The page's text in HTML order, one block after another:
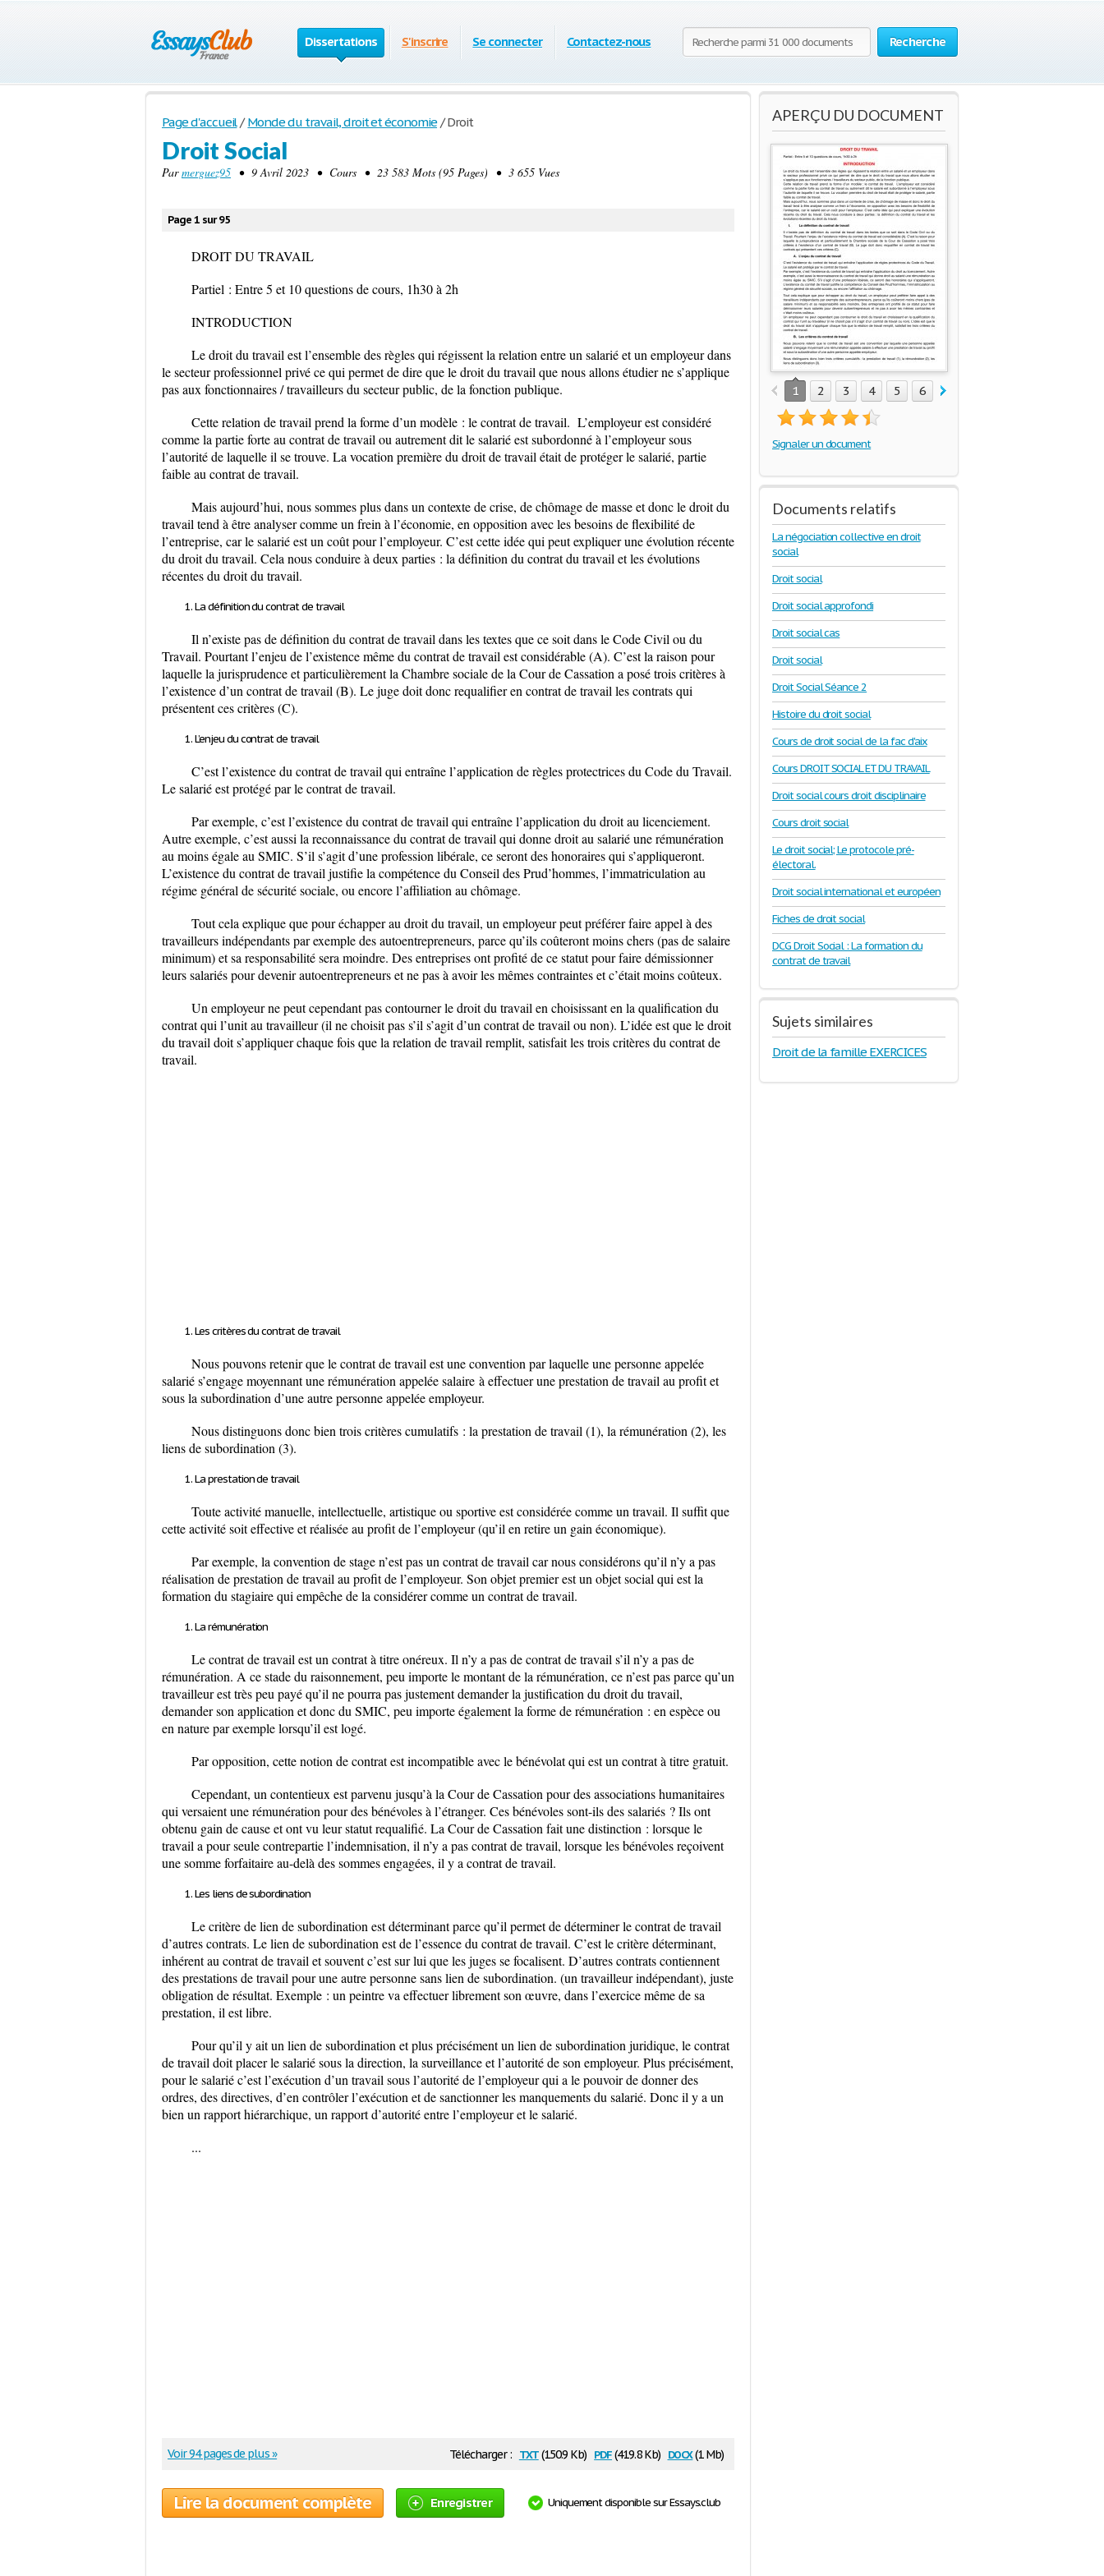
Recherche
Dissertations S'inscrire Se connecter Contactez-nous
Page d'accueil / Monde du travail, droit et économie /Droit
Droit Social
Parmerguez95 • 9 Avril 2023 • Cours • 23 583 Mots (95 Pages) • 3 655 Vues
Page 1 sur 95
DROIT DU TRAVAIL
Partiel : Entre 5 et 10 questions de cours, 1h30 à 2h
INTRODUCTION
Le droit du travail est l’ensemble des règles qui régissent la relation entre un salarié et un employeur dans
le secteur professionnel privé ce qui permet de dire que le droit du travail que nous allons étudier ne s’applique
pas aux fonctionnaires / travailleurs du secteur public, de la fonction publique.
Cette relation de travail prend la forme d’un modèle : le contrat de travail. L’employeur est considéré
comme la partie forte au contrat de travail ou autrement dit le salarié est subordonné à l’employeur sous
l’autorité de laquelle il se trouve. La vocation première du droit de travail était de protéger le salarié, partie
faible au contrat de travail.
Mais aujourd’hui, nous sommes plus dans un contexte de crise, de chômage de masse et donc le droit du
travail tend à être analyser comme un frein à l’économie, en opposition avec les besoins de flexibilité de
l’entreprise, car le salarié est un coût pour l’employeur. C’est cette idée qui peut expliquer une évolution récente
du droit du travail. Cela nous conduire à deux parties : la définition du contrat du travail et les évolutions
récentes du droit du travail.
La définition du contrat de travail
Il n’existe pas de définition du contrat de travail dans les textes que ce soit dans le Code Civil ou du
Travail. Pourtant l’enjeu de l’existence même du contrat de travail est considérable (A). C’est la raison pour
laquelle la jurisprudence et particulièrement la Chambre sociale de la Cour de Cassation a posé trois critères à
l’existence d’un contrat de travail (B). Le juge doit donc requalifier en contrat de travail les contrats qui
présentent ces critères (C).
L’enjeu du contrat de travail
C’est l’existence du contrat de travail qui entraîne l’application de règles protectrices du Code du Travail.
Le salarié est protégé par le contrat de travail.
Par exemple, c’est l’existence du contrat de travail qui entraîne l’application du droit au licenciement.
Autre exemple, c’est aussi la reconnaissance du contrat de travail qui donne droit au salarié une rémunération
au moins égale au SMIC. S’il s’agit d’une profession libérale, ce seront des honoraires qui s’appliqueront.
L’existence du contrat de travail justifie la compétence du Conseil des Prud’hommes, l’immatriculation au
régime général de sécurité sociale, ou encore l’affiliation au chômage.
Tout cela explique que pour échapper au droit du travail, un employeur peut préférer faire appel à des
travailleurs indépendants par exemple des autoentrepreneurs, parce qu’ils coûteront moins chers (pas de salaire
minimum) et sa responsabilité sera moindre. Des entreprises ont profité de ce statut pour faire démissionner
leurs salariés pour devenir autoentrepreneurs et ne pas à avoir les mêmes contraintes et c’était moins coûteux.
Un employeur ne peut cependant pas contourner le droit du travail en choisissant en la qualification du
contrat qui l’unit au travailleur (il ne choisit pas s’il s’agit d’un contrat de travail ou non). L’idée est que le droit
du travail doit s’appliquer chaque fois que la relation de travail remplit, satisfait les trois critères du contrat de
travail.
Les critères du contrat de travail
Nous pouvons retenir que le contrat de travail est une convention par laquelle une personne appelée
salariés’engage moyennant une rémunération appeléesalaire à effectuer une prestation de travail au profit et
sous la subordination d’une autre personne appeléeemployeur.
Nous distinguons donc bien trois critères cumulatifs : la prestation de travail (1), la rémunération (2), les
liens de subordination (3).
La prestation de travail
Toute activité manuelle, intellectuelle, artistique ou sportive est considérée comme un travail. Il suffit que
cette activité soit effective et réalisée au profit de l’employeur (qu’il en retire un gain économique).
Par exemple, la convention de stage n’est pas un contrat de travail car nous considérons qu’il n’y a pas
réalisation de prestation de travail au profit de l’employeur. Son objet premier est un objet social qui est la
formation du stagiaire qui empêche de la considérer comme un contrat de travail.
La rémunération
Le contrat de travail est un contrat à titre onéreux. Il n’y a pas de contrat de travail s’il n’y a pas de
rémunération. A ce stade du raisonnement, peu importe le montant de la rémunération, ce n’est pas parce qu’un
travailleur est très peu payé qu’il ne pourra pas justement demander la justification du droit du travail,
demander son application et donc du SMIC, peu importe également la forme de rémunération : en espèce ou
en nature par exemple lorsqu’il est logé.
Par opposition, cette notion de contrat est incompatible avec le bénévolat qui est un contrat à titre gratuit.
Cependant, un contentieux est parvenu jusqu’à la Cour de Cassation pour des associations humanitaires
qui versaient une rémunération pour des bénévoles à l’étranger. Ces bénévoles sont-ils des salariés ? Ils ont
obtenu gain de cause et ont vu leur statut requalifié. La Cour de Cassation fait une distinction : lorsque le
travail a pour seule contrepartie l’indemnisation, il n’y a pas contrat de travail, lorsque les bénévoles reçoivent
une somme forfaitaire au-delà des sommes engagées, il y a contrat de travail.
Les liens de subordination
Le critère de lien de subordination est déterminant parce qu’il permet de déterminer le contrat de travail
d’autres contrats. Le lien de subordination est de l’essence du contrat de travail. C’est le critère déterminant,
inhérent au contrat de travail et souvent c’est sur lui que les juges se focalisent. D’autres contrats contiennent
des prestations de travail pour une autre personne sans lien de subordination. (un travailleur indépendant), juste
obligation de résultat. Exemple : un peintre va effectuer librement son œuvre, dans l’exercice même de sa
prestation, il est libre.
Pour qu’il y ait un lien de subordination et plus précisément un lien de subordination juridique, le contrat
de travail doit placer le salarié sous la direction, la surveillance et l’autorité de son employeur. Plus précisément,
pour le salarié c’est l’exécution d’un travail sous l’autorité de l’employeur qui a le pouvoir de donner des
ordres, des directives, d’en contrôler l’exécution et de sanctionner les manquements du salarié. Donc il y a un
bien un rapport hiérarchique, un rapport d’autorité entre l’employeur et le salarié.
...
Télécharger : txt(150.9 Kb) pdf(419.8 Kb) docx(1 Mb)
Voir 94 pages de plus »
Lire la document complète Enregistrer Uniquement disponible sur Essays.club
APERÇU DU DOCUMENT
1 2 3 4 5 6 7
Signaler un document
Documents relatifs
La négociation collective en droit
social
Droit social
Droit social approfondi
Droit social cas
Droit social
Droit Social Séance 2
Histoire du droit social
Cours de droit social de la fac d'aix
Cours DROIT SOCIAL ET DU TRAVAIL
Droit social cours droit disciplinaire
Cours droit social
Le droit social; Le protocole pré-
électoral.
Droit social international et européen
Fiches de droit social
DCG Droit Social : La formation du
contrat de travail
Sujets similaires
Droit de la famille EXERCICES